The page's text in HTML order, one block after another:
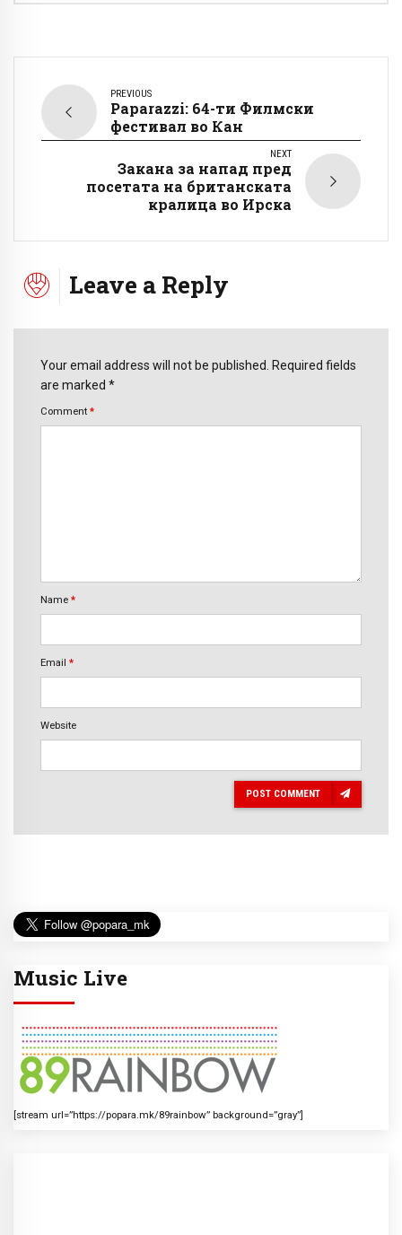
PREVIOUS
Paparazzi: 64-ти Филмски
фестивал во Кан
NEXT
Закана за напад пред
посетата на британската
кралица во Ирска
Leave a Reply
Your email address will not be published. Required fields
are marked *
Comment *
Name *
Email *
Website
POST COMMENT
Music Live
[stream url=”https://popara.mk/89rainbow” background=”gray”]